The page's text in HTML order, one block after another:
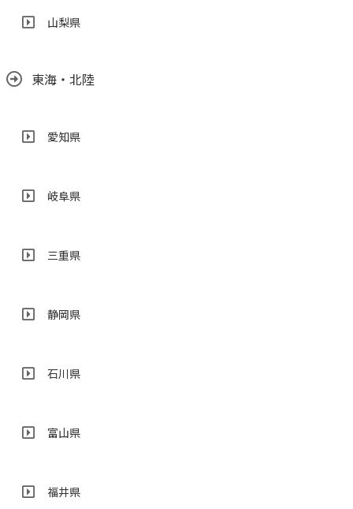
山梨県
東海・北陸
愛知県
岐阜県
三重県
静岡県
石川県
富山県
福井県